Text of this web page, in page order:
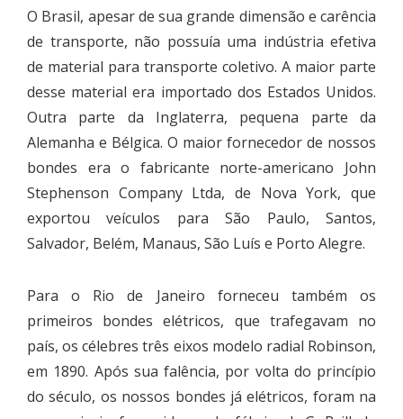
O Brasil, apesar de sua grande dimensão e carência
de transporte, não possuía uma indústria efetiva
de material para transporte coletivo. A maior parte
desse material era importado dos Estados Unidos.
Outra parte da Inglaterra, pequena parte da
Alemanha e Bélgica. O maior fornecedor de nossos
bondes era o fabricante norte-americano John
Stephenson Company Ltda, de Nova York, que
exportou veículos para São Paulo, Santos,
Salvador, Belém, Manaus, São Luís e Porto Alegre.
Para o Rio de Janeiro forneceu também os
primeiros bondes elétricos, que trafegavam no
país, os célebres três eixos modelo radial Robinson,
em 1890. Após sua falência, por volta do princípio
do século, os nossos bondes já elétricos, foram na